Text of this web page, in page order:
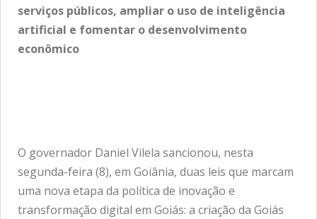
serviços públicos, ampliar o uso de inteligência
artificial e fomentar o desenvolvimento
econômico
O governador Daniel Vilela sancionou, nesta
segunda-feira (8), em Goiânia, duas leis que marcam
uma nova etapa da política de inovação e
transformação digital em Goiás: a criação da Goiás